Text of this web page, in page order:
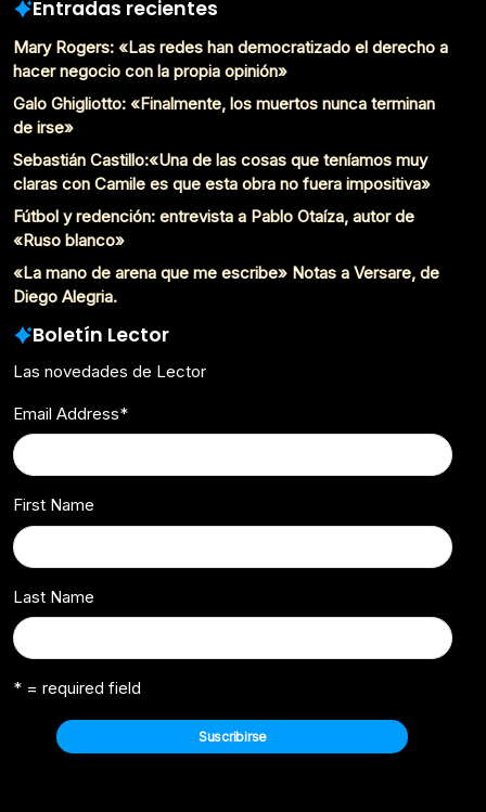
Entradas recientes
Mary Rogers: «Las redes han democratizado el derecho a
hacer negocio con la propia opinión»
Galo Ghigliotto: «Finalmente, los muertos nunca terminan
de irse»
Sebastián Castillo:«Una de las cosas que teníamos muy
claras con Camile es que esta obra no fuera impositiva»
Fútbol y redención: entrevista a Pablo Otaíza, autor de
«Ruso blanco»
«La mano de arena que me escribe» Notas a Versare, de
Diego Alegria.
Boletín Lector
Las novedades de Lector
Email Address*
First Name
Last Name
* = required field